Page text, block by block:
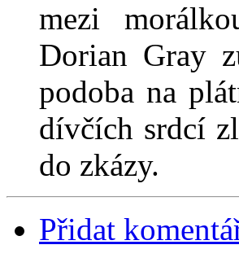
mezi
Dorian Gray
podoba na
dívčích srdcí
do zkázy.
Přidat